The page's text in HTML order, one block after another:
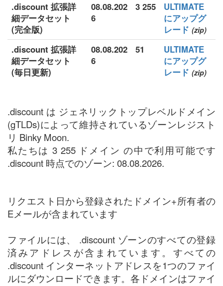
.discount 拡張詳
細データセット
(完全版)
08.08.202
6
3 255
ULTIMATE
にアップグ
レード (zip)
.discount 拡張詳
細データセット
(毎日更新)
08.08.202
6
51
ULTIMATE
にアップグ
レード (zip)
.discount は ジェネリックトップレベルドメイン
(gTLDs)によって維持されているゾーンレジスト
リ Binky Moon.
私たちは 3 255 ドメイン の中で利用可能です
.discount 時点でのゾーン: 08.08.2026.
リクエスト日から登録されたドメイン+所有者の
Eメールが含まれています
ファイルには、 .discount ゾーンのすべての登録
済みアドレスが含まれています。すべての
.discount インターネットアドレスを1つのファイ
ルにダウンロードできます。各ドメインはファイ